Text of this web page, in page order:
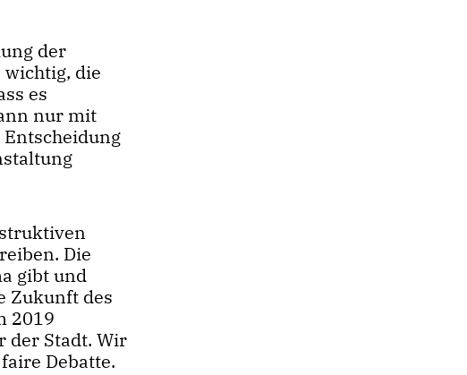
der
die
es
nur mit
Die
gibt und
Zukunft des
2019
der Stadt. Wir
Debatte.